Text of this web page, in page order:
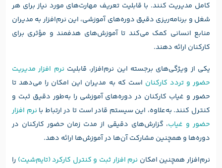
کامل مدیریت کنند. با قابلیت تعریف مهارت‌های مورد نیاز برای هر
شغل و برنامه‌ریزی دقیق دوره‌های آموزشی، این نرم‌افزار به مدیران
منابع انسانی کمک می‌کند تا آموزش‌های هدفمند و مؤثری برای
کارکنان ارائه دهند.
یکی از ویژگی‌های برجسته این نرم‌افزار، قابلیت نرم افزار مدیریت
حضور و تردد کارکنان است که به مدیران این امکان را می‌دهد تا
حضور و غیاب کارکنان در دوره‌های آموزشی را به‌طور دقیق ثبت و
کنترل کنند. به‌علاوه، این سیستم قادر است تا در ارتباط با نرم افزار
حضور و غیاب، گزارش‌های دقیقی از مدت زمان حضور کارکنان در
دوره‌ها و همچنین مشارکت آن‌ها در آموزش‌ها ارائه دهد.
نرم‌افزار همچنین امکان نرم افزار ثبت و کنترل کارکرد (تایم‌شیت) را